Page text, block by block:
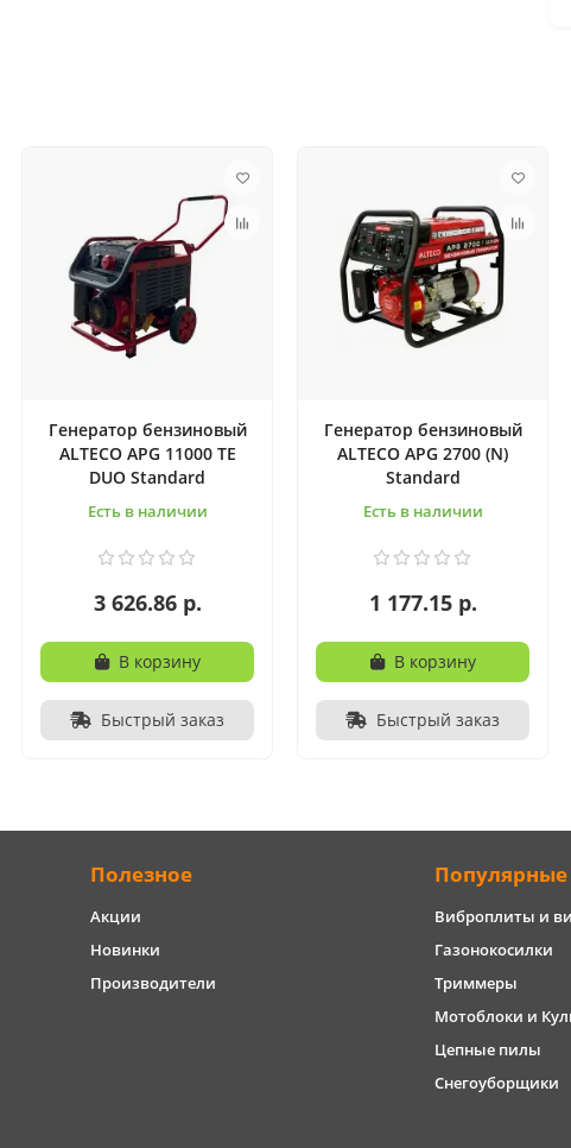
Генератор бензиновый
ALTECO APG 11000 TE
DUO Standard
Есть в наличии
3 626.86 р.
В корзину
Быстрый заказ
Генератор бензиновый
ALTECO APG 2700 (N)
Standard
Есть в наличии
1 177.15 р.
В корзину
Быстрый заказ
Полезное
Акции
Новинки
Производители
Популярные
Виброплиты и
Газонокосилки
Триммеры
Мотоблоки и
Цепные пилы
Снегоуборщики